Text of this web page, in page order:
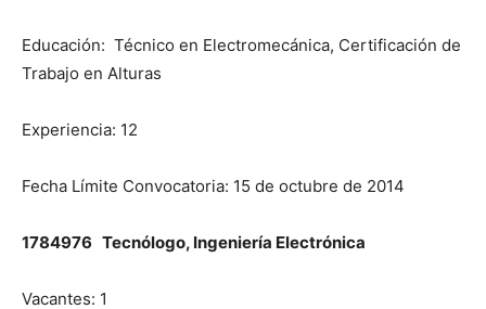
Educación: Técnico en Electromecánica, Certificación de
Trabajo en Alturas
Experiencia: 12
Fecha Límite Convocatoria: 15 de octubre de 2014
1784976 Tecnólogo, Ingeniería Electrónica
Vacantes: 1